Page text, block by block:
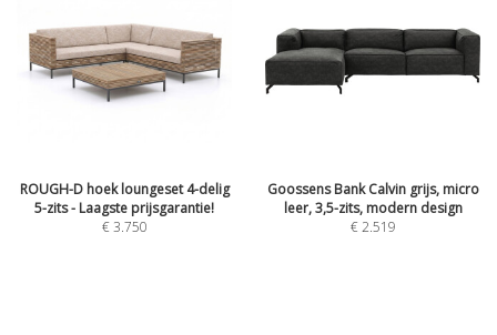
ROUGH-D hoek loungeset 4-delig
5-zits - Laagste prijsgarantie!
€3.750
Goossens Bank Calvin grijs, micro
leer, 3,5-zits, modern design
€2.519